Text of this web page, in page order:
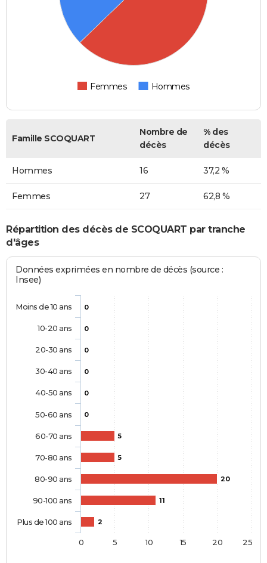
Femmes Hommes
Famille SCOQUART
Nombre de
décès
% des
décès
Hommes 16 37,2 %
Femmes 27 62,8 %
Répartition des décès de SCOQUART par tranche
d'âges
Données exprimées en nombre de décès (source :
Insee)
0
0
0
0
0
0
5
5
20
11
2
Moins de 10 ans
10-20 ans
20-30 ans
30-40 ans
40-50 ans
50-60 ans
60-70 ans
70-80 ans
80-90 ans
90-100 ans
Plus de 100 ans
0 5 10 15 20 25